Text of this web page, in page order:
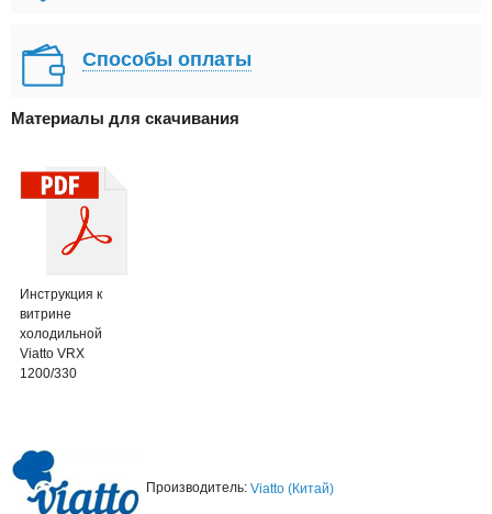
Способы оплаты
Материалы для скачивания
Инструкция к
витрине
холодильной
Viatto VRX
1200/330
Производитель: Viatto (Китай)